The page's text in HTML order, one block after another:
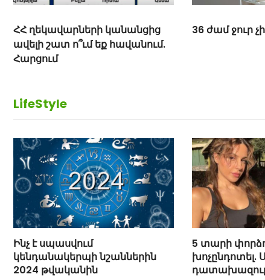
ՀՀ ղեկավարների կանանցից
ավելի շատ ո՞ւմ եք հավանում.
Հարցում
36 ժամ ջուր չի
LifeStyle
Ինչ է սպասվում
կենդանակերպի նշաններին
2024 թվականին
5 տարի
խոչընդոտել.